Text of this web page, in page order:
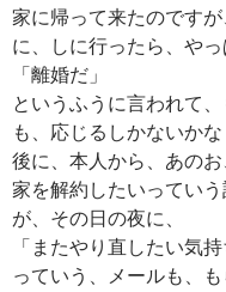
家に帰って来たのです
に、しに行ったら、や
「離婚だ」
というふうに言われて
も、応じるしかないか
後に、本人から、あの
家を解約したいってい
が、その日の夜に、
「またやり直したい気持
っていう、メールも、